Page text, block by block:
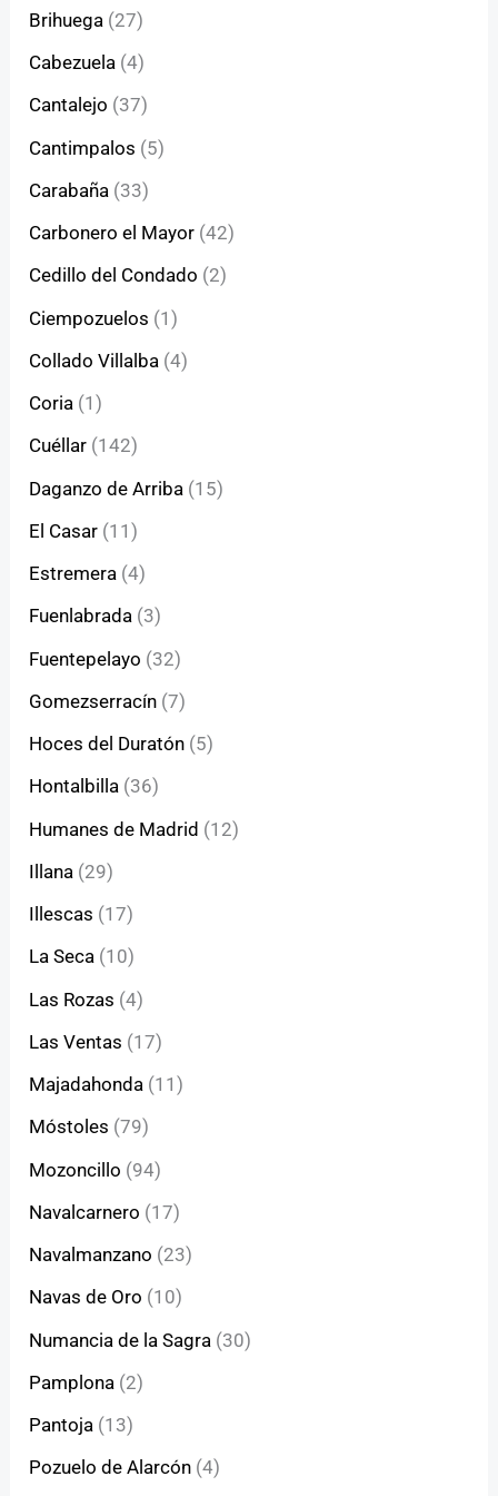
Brihuega (27)
Cabezuela (4)
Cantalejo (37)
Cantimpalos (5)
Carabaña (33)
Carbonero el Mayor (42)
Cedillo del Condado (2)
Ciempozuelos (1)
Collado Villalba (4)
Coria (1)
Cuéllar (142)
Daganzo de Arriba (15)
El Casar (11)
Estremera (4)
Fuenlabrada (3)
Fuentepelayo (32)
Gomezserracín (7)
Hoces del Duratón (5)
Hontalbilla (36)
Humanes de Madrid (12)
Illana (29)
Illescas (17)
La Seca (10)
Las Rozas (4)
Las Ventas (17)
Majadahonda (11)
Móstoles (79)
Mozoncillo (94)
Navalcarnero (17)
Navalmanzano (23)
Navas de Oro (10)
Numancia de la Sagra (30)
Pamplona (2)
Pantoja (13)
Pozuelo de Alarcón (4)